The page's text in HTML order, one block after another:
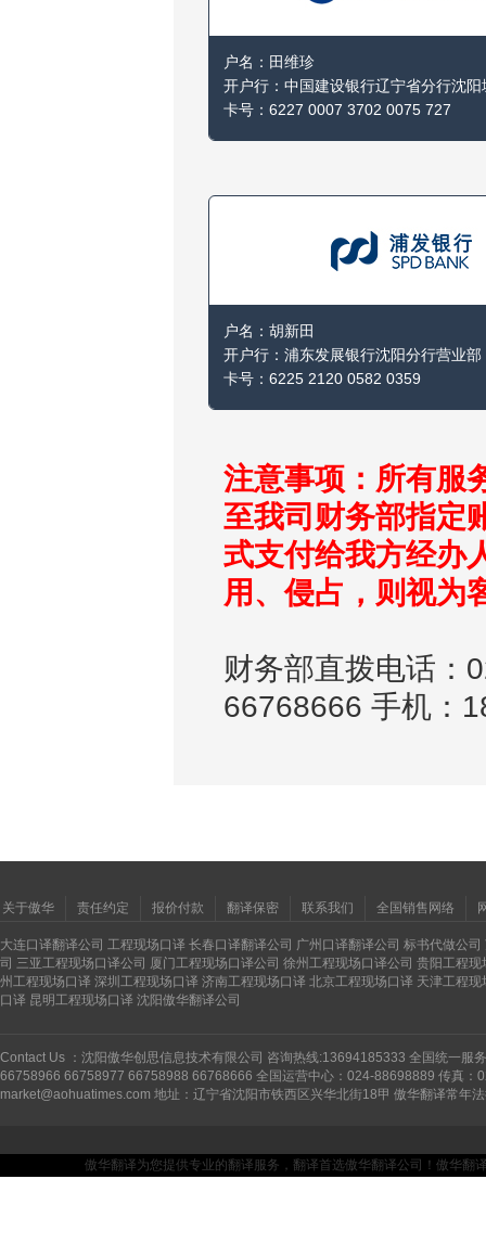
户名：田维珍
开户行：中国建设银行辽宁省分行沈阳
卡号：6227 0007 3702 0075 727
户名：胡新田
开户行：浦东发展银行沈阳分行营业部
卡号：6225 2120 0582 0359
注意事项：所有服
至我司财务部指定
式支付给我方经办
用、侵占，则视为
财务部直拨电话：
66768666 手机：
关于傲华 责任约定 报价付款 翻译保密 联系我们 全国销售网络
大连口译翻译公司 工程现场口译 长春口译翻译公司 广州口译翻译公司 标书代做公司
司 三亚工程现场口译公司 厦门工程现场口译公司 徐州工程现场口译公司 贵阳工程现
州工程现场口译 深圳工程现场口译 济南工程现场口译 北京工程现场口译 天津工程现
口译 昆明工程现场口译 沈阳傲华翻译公司
Contact Us ：沈阳傲华创思信息技术有限公司 咨询热线:13694185333 全国统一服
66758966 66758977 66758988 66768666 全国运营中心：024-88698889 传真：
market@aohuatimes.com 地址：辽宁省沈阳市铁西区兴华北街18甲 傲华翻译常年
傲华翻译为您提供专业的翻译服务，翻译首选傲华翻译公司！傲华